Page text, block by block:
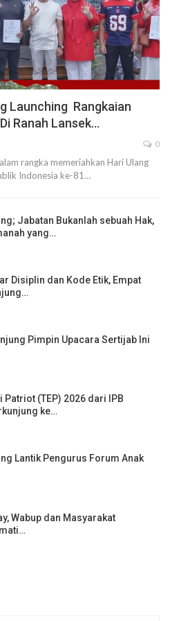
Launching Rangkaian
Ranah Lansek…
0
rangka memeriahkan Hari Ulang
Indonesia ke-81…
Jabatan Bukanlah sebuah Hak,
yang…
Disiplin dan Kode Etik, Empat
Pimpin Upacara Sertijab Ini
Patriot (TEP) 2026 dari IPB
ke…
Lantik Pengurus Forum Anak
Wabup dan Masyarakat